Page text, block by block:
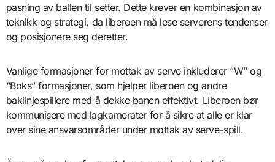
pasning av ballen til setter. Dette krever en kombinasjon av
teknikk og strategi, da liberoen må lese serverens tendenser
og posisjonere seg deretter.
Vanlige formasjoner for mottak av serve inkluderer “W” og
“Boks” formasjoner, som hjelper liberoen og andre
baklinjespillere med å dekke banen effektivt. Liberoen bør
kommunisere med lagkamerater for å sikre at alle er klar
over sine ansvarsområder under mottak av serve-spill.